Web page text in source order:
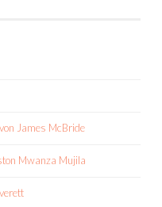
James McBride
Mwanza Mujila